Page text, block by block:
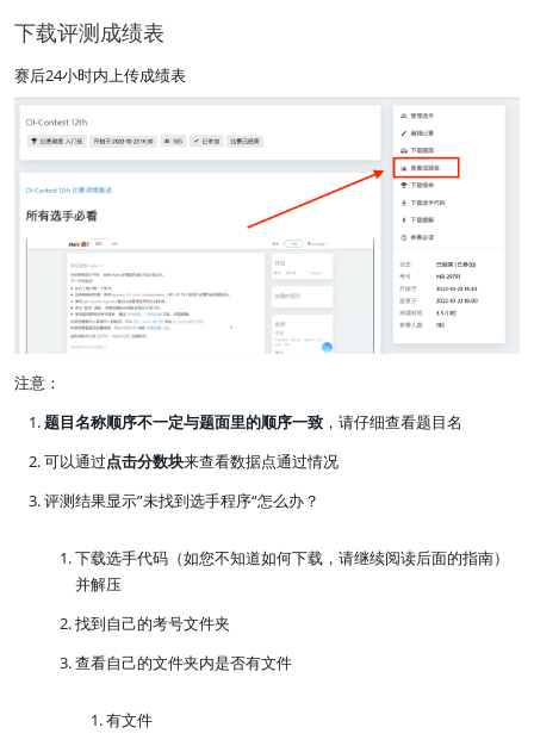
下载评测成绩表
赛后24小时内上传成绩表
注意：
题目名称顺序不一定与题面里的顺序一致，请仔细查看题目名
可以通过点击分数块来查看数据点通过情况
评测结果显示”未找到选手程序“怎么办？
下载选手代码（如您不知道如何下载，请继续阅读后面的指南）
并解压
找到自己的考号文件夹
查看自己的文件夹内是否有文件
有文件